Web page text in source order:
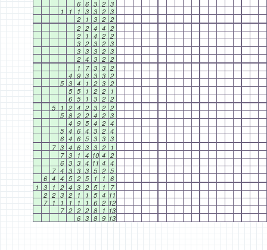
6 6 3 2 3
1
1 1 3 3 2 3
2
1 3 2 2
2 2 4 4 2
2
1 4 2 2
3 2 3 2 3
3 3 3 2 3
2 4 3 2 2
1
7 3 3 2
4 9 3 3 3 2
5 3 4 1 2 3 2
5 5 1 2 2
1
6 5 1 3 2 2
5
1 2 4 2 3 2 2
5 8 2 2 4 2 3
4 9 5 4 2 4
5 4 6 4 3 2 4
6 4 6 5 3 3 3
7 3 4 6 3 3 2
1
7 3 1 4 10 4 2
6 3 3 4 11 4 4
7 4 3 3 3 5 2 5
6 4 4 5 2 5 1 1 6
1 3 1 2 4 3 2 5 1
7
2 2 3 2 1 1 5 4 11
7
1 1 1 1 1 6 2 12
7 2 2 2 8 1 13
6 3 8 9 13